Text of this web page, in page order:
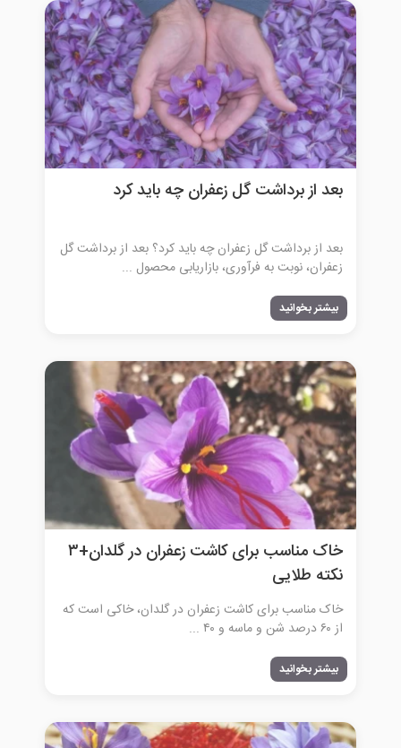
بعد از برداشت گل زعفران چه باید کرد
بعد از برداشت گل زعفران چه باید کرد؟ بعد از برداشت گل
زعفران، نوبت به فرآوری، بازاریابی محصول ...
بیشتر بخوانید
خاک مناسب برای کاشت زعفران در گلدان+۳
نکته طلایی
خاک مناسب برای کاشت زعفران در گلدان، خاکی است که
از ۶۰ درصد شن و ماسه و ۴۰ ...
بیشتر بخوانید